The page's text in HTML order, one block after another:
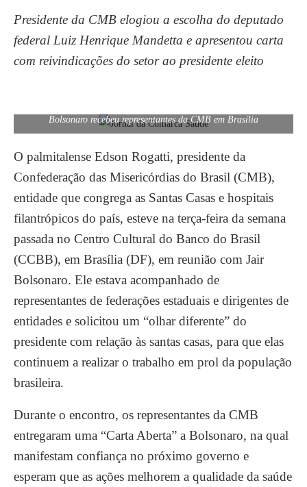
Presidente da CMB elogiou a escolha do deputado
federal Luiz Henrique Mandetta e apresentou carta
com reivindicações do setor ao presidente eleito
Bolsonaro recebeu representantes da CMB em Brasília
O palmitalense Edson Rogatti, presidente da
Confederação das Misericórdias do Brasil (CMB),
entidade que congrega as Santas Casas e hospitais
filantrópicos do país, esteve na terça-feira da semana
passada no Centro Cultural do Banco do Brasil
(CCBB), em Brasília (DF), em reunião com Jair
Bolsonaro. Ele estava acompanhado de
representantes de federações estaduais e dirigentes de
entidades e solicitou um “olhar diferente” do
presidente com relação às santas casas, para que elas
continuem a realizar o trabalho em prol da população
brasileira.
Durante o encontro, os representantes da CMB
entregaram uma “Carta Aberta” a Bolsonaro, na qual
manifestam confiança no próximo governo e
esperam que as ações melhorem a qualidade da saúde